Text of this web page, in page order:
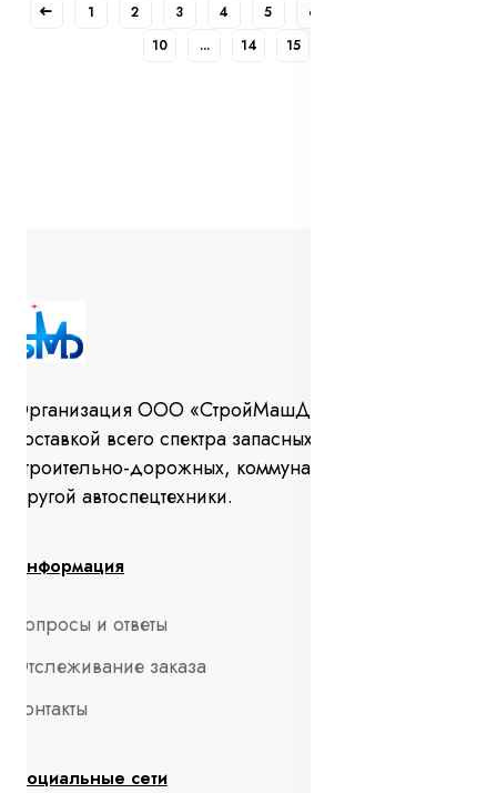
1 2 3 4 5 6
10
... 14 15
Организация ООО «СтройМашДеталь» занимается
поставкой всего спектра запасных частей для
строительно-дорожных, коммунальных машин и
другой автоспецтехники.
Информация
Вопросы и ответы
Отслеживание заказа
Контакты
Социальные сети